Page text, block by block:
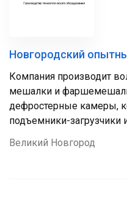
Новгородский
Компания производит
мешалки и
дефростерные камеры,
подъемники-загрузчики
Великий Новгород